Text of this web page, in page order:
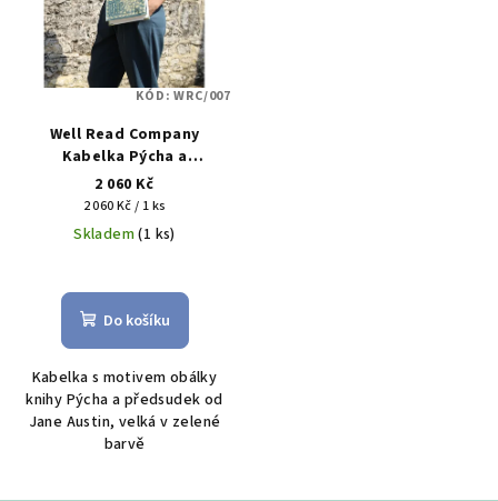
Well Read Company
Kabelka Pýcha a
předsudek, Jane Austin -
velká
2 060 Kč
Měrná
cena:
2 060 Kč / 1 ks
Skladem(1 ks)
Do košíku
Kabelka s motivem obálky
knihy Pýcha a předsudek od
Jane Austin, velká v zelené
barvě
KÓD:WRC/007